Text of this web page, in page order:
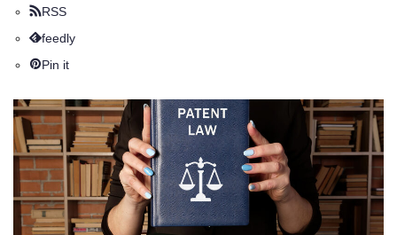
RSS
feedly
Pin it